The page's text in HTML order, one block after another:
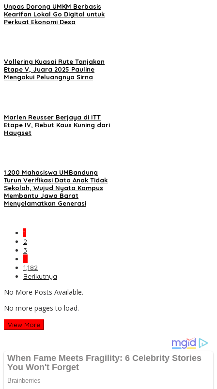
Unpas Dorong UMKM Berbasis
Kearifan Lokal Go Digital untuk
Perkuat Ekonomi Desa
Vollering Kuasai Rute Tanjakan
Etape V, Juara 2025 Pauline
Mengakui Peluangnya Sirna
Marlen Reusser Berjaya di ITT
Etape IV, Rebut Kaus Kuning dari
Haugset
1.200 Mahasiswa UMBandung
Turun Verifikasi Data Anak Tidak
Sekolah, Wujud Nyata Kampus
Membantu Jawa Barat
Menyelamatkan Generasi
1
2
3
…
1,182
Berikutnya
No More Posts Available.
No more pages to load.
View More